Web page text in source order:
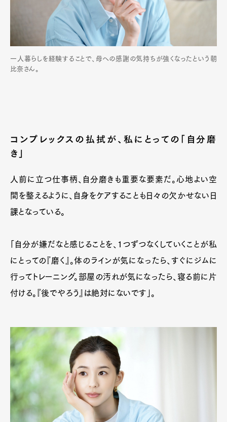
一人暮らしを経験することで、母への感謝の気持ちが強くなったという朝
比奈さん。
コンプレックスの払拭が、私にとっての「自分磨
き」
人前に立つ仕事柄、自分磨きも重要な要素だ。心地よい空
間を整えるように、自身をケアすることも日々の欠かせない日
課となっている。
「自分が嫌だなと感じることを、1つずつなくしていくことが私
にとっての『磨く』。体のラインが気になったら、すぐにジムに
行ってトレーニング。部屋の汚れが気になったら、寝る前に片
付ける。『後でやろう』は絶対にないです」。